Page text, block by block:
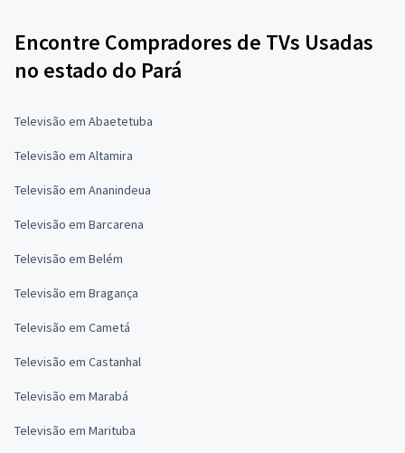
Encontre Compradores de TVs Usadas
no estado do Pará
Televisão em Abaetetuba
Televisão em Altamira
Televisão em Ananindeua
Televisão em Barcarena
Televisão em Belém
Televisão em Bragança
Televisão em Cametá
Televisão em Castanhal
Televisão em Marabá
Televisão em Marituba